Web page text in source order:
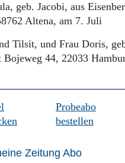
geb. Jacobi, aus
Altena, am 7. Juli
Tilsit, und Frau Doris,
44, 22033
Probeabo
bestellen